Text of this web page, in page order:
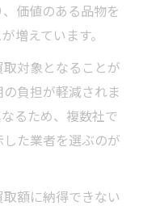
価値のある品物を
増えています。
対象となることが
負担が軽減されま
るため、複数社で
た業者を選ぶのが
額に納得できない